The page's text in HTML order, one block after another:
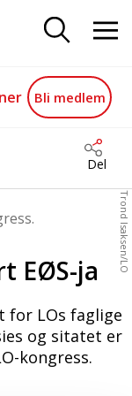
ja
Bli medlem
Del
Trond Isaksen/LO
EØS-ja
for LOs faglige
og sitatet er
kongress.